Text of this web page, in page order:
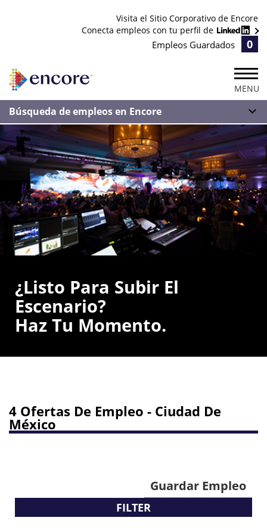
Visita el Sitio Corporativo de Encore
Conecta empleos con tu perfil de
Empleos Guardados 0
MENU
Búsqueda de empleos en Encore
¿Listo Para Subir El
Escenario?
Haz Tu Momento.
4 Ofertas De Empleo - Ciudad De
México
Guardar Empleo
FILTER